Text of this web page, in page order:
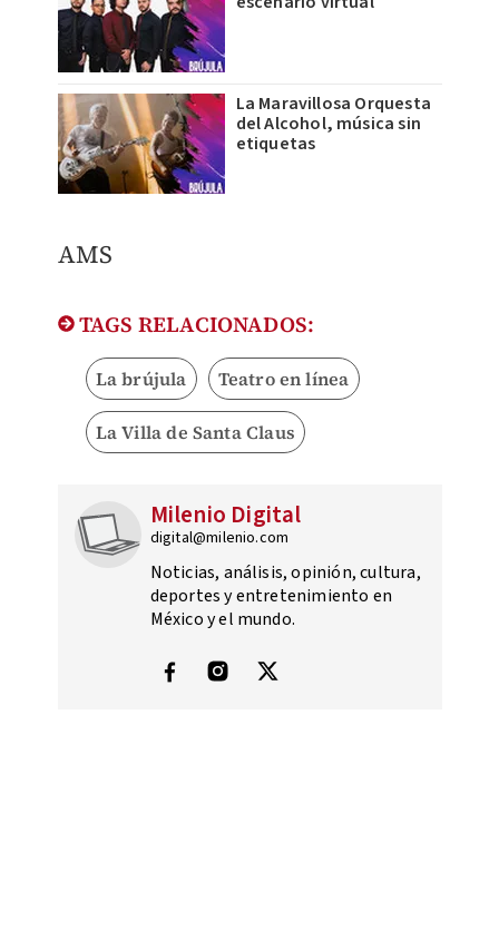
La Maravillosa Orquesta
del Alcohol, música sin
etiquetas
​AMS
TAGS RELACIONADOS:
La brújula Teatro en línea
La Villa de Santa Claus
Milenio Digital
digital@milenio.com
Noticias, análisis, opinión, cultura,
deportes y entretenimiento en
México y el mundo.